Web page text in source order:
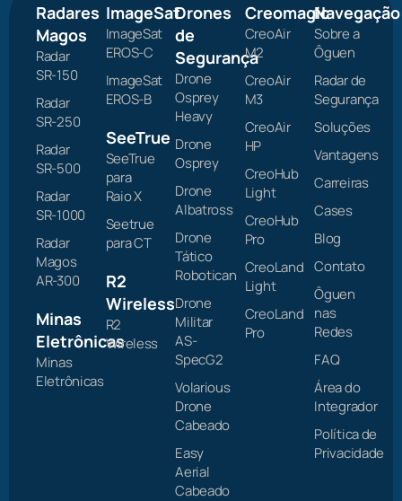
Radares
Magos
Radar
SR-150
Radar
SR-250
Radar
SR-500
Radar
SR-1000
Radar
Magos
AR-300
Minas
Eletrônicas
Minas
Eletrônicas
ImageSat
ImageSat
EROS-C
ImageSat
EROS-B
SeeTrue
SeeTrue
para
Raio X
Seetrue
para CT
R2
Wireless
R2
Wireless
Drones
de
Segurança
Drone
Osprey
Heavy
Drone
Osprey
Drone
Albatross
Drone
Tático
Robotican
Drone
Militar
AS-
SpecG2
Volarious
Drone
Cabeado
Easy
Aerial
Cabeado
Creomagic
CreoAir
M2
CreoAir
M3
CreoAir
HP
CreoHub
Light
CreoHub
Pro
CreoLand
Light
CreoLand
Pro
Navegação
Sobre a
Ôguen
Radar de
Segurança
Soluções
Vantagens
Carreiras
Cases
Blog
Contato
Ôguen
nas
Redes
FAQ
Área do
Integrador
Política de
Privacidade